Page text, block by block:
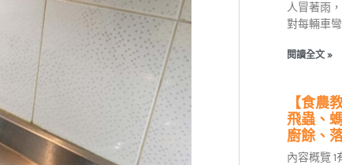
人冒著雨
對每輛車
閱讀全文 »
【食農
飛蟲、
廚餘、
內容概覽